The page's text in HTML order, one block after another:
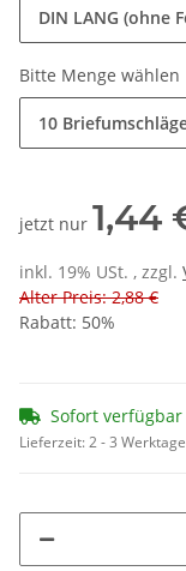
DIN LANG (ohne
Bitte Menge wählen
10
jetzt nur 1,44
inkl. 19% USt. , zzgl.
Alter Preis: 2,88 €
Rabatt: 50%
Sofort verfügbar
Lieferzeit:2 - 3 Werktage